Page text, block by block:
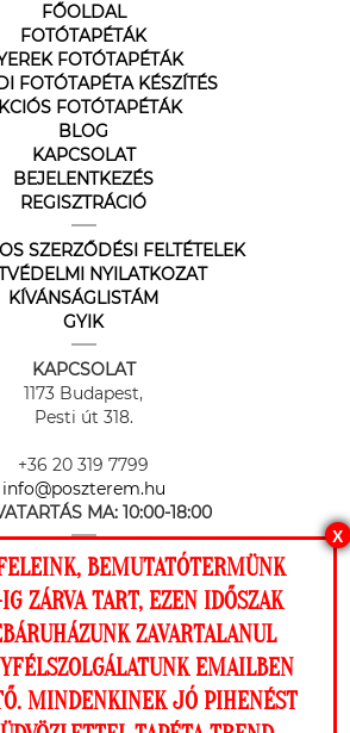
kat használ, hogy a
nyújtsa honlapunkon.
Engedélyezem
FŐOLDAL
FOTÓTAPÉTÁK
FOTÓTAPÉTÁK
FOTÓTAPÉTA KÉSZÍTÉS
FOTÓTAPÉTÁK
BLOG
KAPCSOLAT
BEJELENTKEZÉS
REGISZTRÁCIÓ
SZERZŐDÉSI FELTÉTELEK
NYILATKOZAT
KÍVÁNSÁGLISTÁM
GYIK
KAPCSOLAT
1173 Budapest,
Pesti út 318.
+36 20 319 7799
info@poszterem.hu
MA: 10:00-18:00
Payment Zrt. biztosítja, MNB engedély
H-EN-I-1064/2013
X
BEMUTATÓTERMÜNK
ZÁRVA TART, EZEN IDŐSZAK
ZAVARTALANUL
EMAILBEN
MINDENKINEK JÓ PIHENÉST